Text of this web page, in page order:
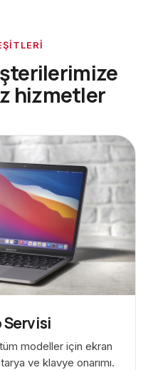
hizmetler
Servisi
modeller için ekran
ve klavye onarımı.